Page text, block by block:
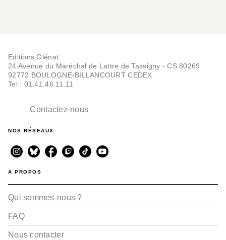
Editions Glénat
24 Avenue du Maréchal de Lattre de Tassigny - CS 80269
92772 BOULOGNE-BILLANCOURT CEDEX
Tel : 01.41.46.11.11
Contactez-nous
NOS RÉSEAUX
A PROPOS
Qui sommes-nous ?
FAQ
Nous contacter